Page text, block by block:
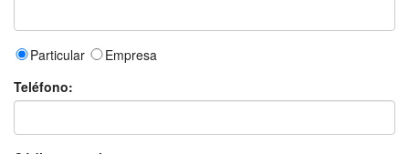
Particular
Empresa
Teléfono: